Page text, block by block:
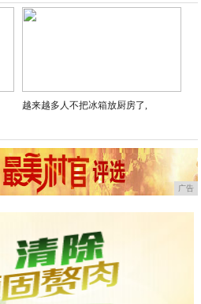
2020-11-26
越来越多人不把冰箱放厨房了,
广告